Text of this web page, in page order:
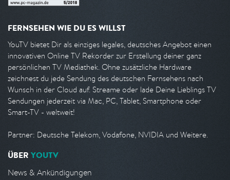
FERNSEHEN WIE DU ES WILLST
YouTV bietet Dir als einziges legales, deutsches Angebot einen
innovativen Online TV Rekorder zur Erstellung deiner ganz
persönlichen TV Mediathek. Ohne zusätzliche Hardware
zeichnest du jede Sendung des deutschen Fernsehens nach
Wunsch in der Cloud auf. Streame oder lade Deine Lieblings TV
Sendungen jederzeit via Mac, PC, Tablet, Smartphone oder
Smart-TV - weltweit!
Partner: Deutsche Telekom, Vodafone, NVIDIA und Weitere.
ÜBER YOUTV
News & Ankündigungen